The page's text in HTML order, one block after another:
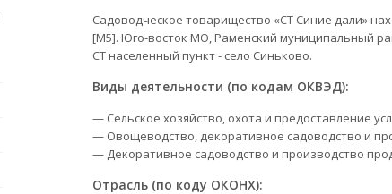
Садоводческое товарищество «СТ Синие дали»
[М5]. Юго-восток МО, Раменский муниципальный
СТ населенный пункт - село Синьково.
Виды деятельности (по кодам ОКВЭД):
— Сельское хозяйство, охота и предоставление
— Овощеводство, декоративное садоводство и
— Декоративное садоводство и производство
Отрасль (по коду ОКОНХ):